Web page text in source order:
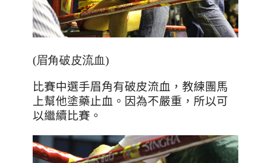
(眉角破皮流血)
比賽中選手眉角有破皮流血，教練團馬
上幫他塗藥止血。因為不嚴重，所以可
以繼續比賽。